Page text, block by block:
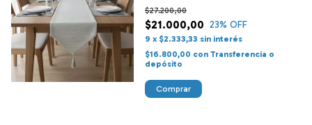
$21.000,00
$27.200,00
23% OFF
9 x $2.333,33 sin interés
$16.800,00 con Transferencia o
depósito
Comprar